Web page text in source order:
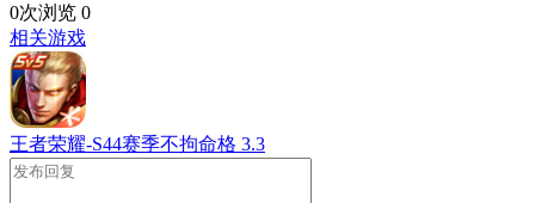
0次浏览 0
相关游戏
王者荣耀-S44赛季不拘命格 3.3